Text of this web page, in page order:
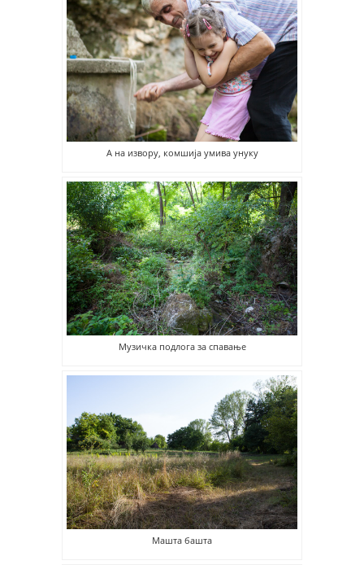
А на извору, комшија умива унуку
Музичка подлога за спавање
Машта башта